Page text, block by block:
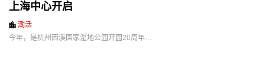
上海中心开启
潮活
今年，是杭州西溪国家湿地公园开园20周年…